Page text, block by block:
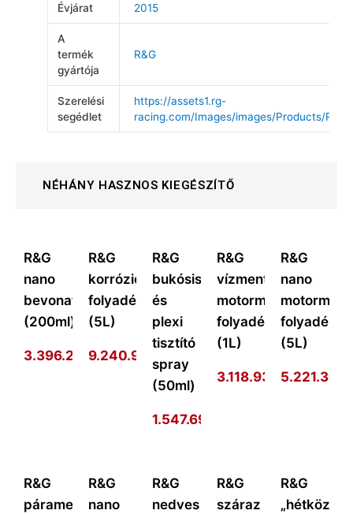
Évjárat 2015
A
termék
gyártója
R&G
Szerelési
segédlet
https://assets1.rg-
racing.com/Images/images/Products/
NÉHÁNY HASZNOS KIEGÉSZÍTŐ
R&G
nano
bevonat
(200ml)
3.396.273Ft
R&G
korrózióvédő
folyadék
(5L)
9.240.977
R&G
bukósisak
és
plexi
tisztító
spray
(50ml)
1.547.693
R&G
vízmentes
motormosó
folyadék
(1L)
3.118.938 Ft
R&G
nano
motormosó
folyadék
(5L)
5.221.301
R&G
páramentesítő
R&G
nano
R&G
nedves
R&G
száraz
R&G